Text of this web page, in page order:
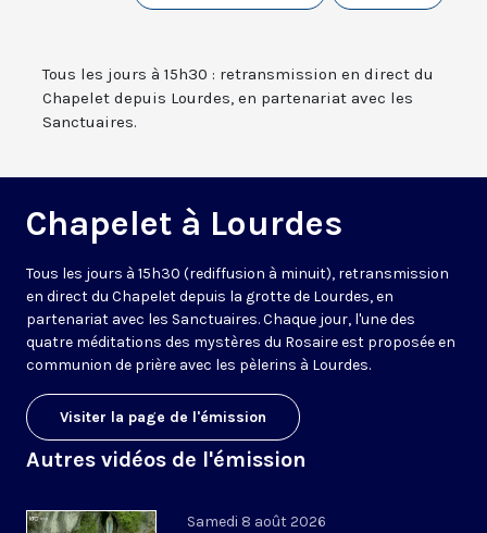
Tous les jours à 15h30 : retransmission en direct du
Chapelet depuis Lourdes, en partenariat avec les
Sanctuaires.
Chapelet à Lourdes
Tous les jours à 15h30 (rediffusion à minuit), retransmission
en direct du Chapelet depuis la grotte de Lourdes, en
partenariat avec les Sanctuaires. Chaque jour, l'une des
quatre méditations des mystères du Rosaire est proposée en
communion de prière avec les pèlerins à Lourdes.
Visiter la page de l'émission
Autres vidéos de l'émission
Samedi 8 août 2026